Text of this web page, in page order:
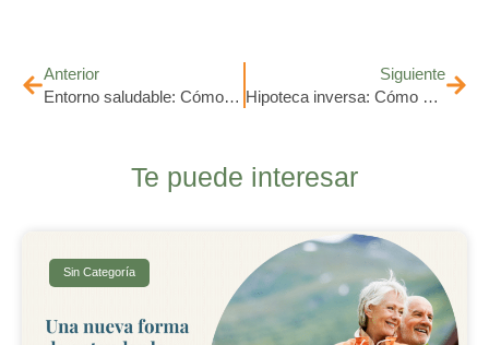
Anterior
Entorno saludable: Cómo crear un ambiente que favorezca la calidad de vida
Siguiente
Hipoteca inversa: Cómo garantizar ingresos sin perder tu vivienda
Te puede interesar
Sin Categoría